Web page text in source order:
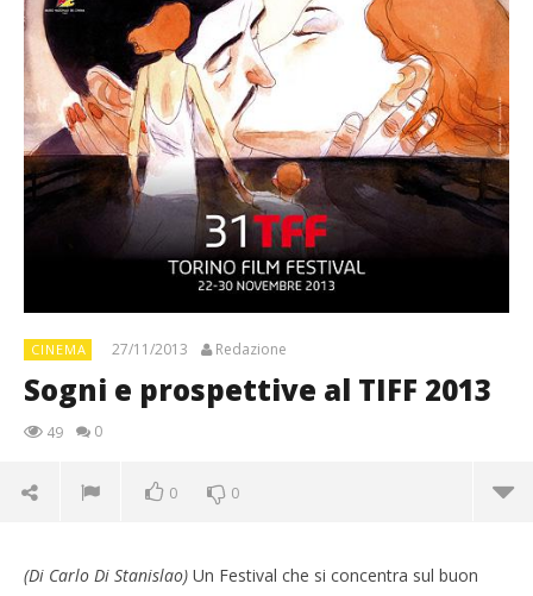
CINEMA 27/11/2013 Redazione
Sogni e prospettive al TIFF 2013
49 0
0 0
(Di Carlo Di Stanislao) Un Festival che si concentra sul buon